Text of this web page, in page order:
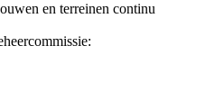
en terreinen continu